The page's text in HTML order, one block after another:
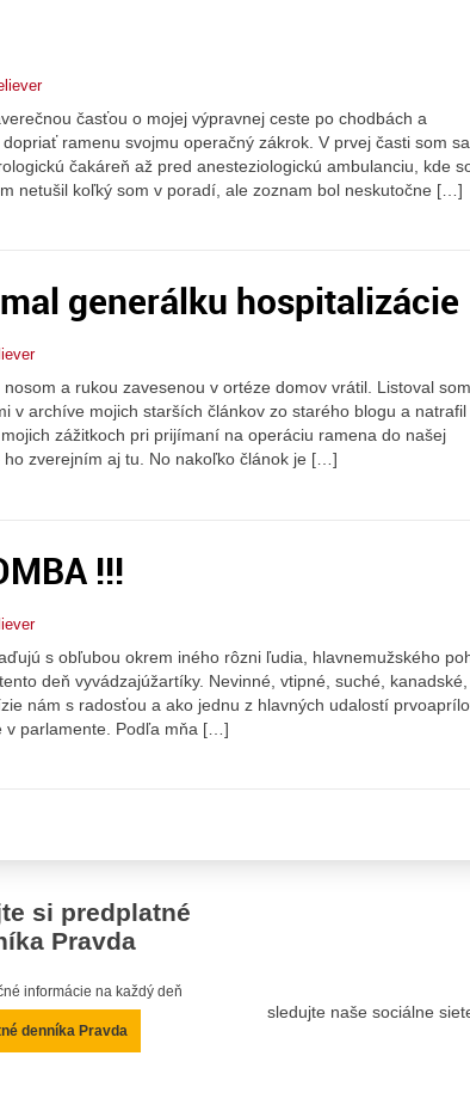
časťou o mojej výpravnej ceste po chodbách a
ramenu svojmu operačný zákrok. V prvej časti som
čakáreň až pred anesteziologickú ambulanciu, kde
netušil koľký som v poradí, ale zoznam bol neskutočne […]
generálku hospitalizácie
a rukou zavesenou v ortéze domov vrátil. Listoval
v archíve mojich starších článkov zo starého blogu a natrafil
zážitkoch pri prijímaní na operáciu ramena do našej
zverejním aj tu. No nakoľko článok je […]
!!!
s obľubou okrem iného rôzni ľudia, hlavnemužského
deň vyvádzajúžartíky. Nevinné, vtipné, suché,
nám s radosťou a ako jednu z hlavných udalostí
v parlamente. Podľa mňa […]
si predplatné
Pravda
informácie na každý deň
denníka Pravda
sledujte naše sociálne